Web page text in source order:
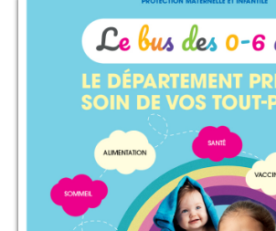
Rechercher sur le site